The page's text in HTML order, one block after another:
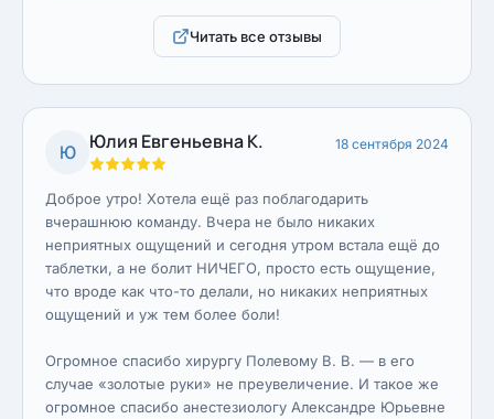
Читать все отзывы
Ю Юлия Евгеньевна К. 18 сентября 2024
Доброе утро! Хотела ещё раз поблагодарить
вчерашнюю команду. Вчера не было никаких
неприятных ощущений и сегодня утром встала ещё до
таблетки, а не болит НИЧЕГО, просто есть ощущение,
что вроде как что-то делали, но никаких неприятных
ощущений и уж тем более боли!
Огромное спасибо хирургу Полевому В. В. — в его
случае «золотые руки» не преувеличение. И такое же
огромное спасибо анестезиологу Александре Юрьевне